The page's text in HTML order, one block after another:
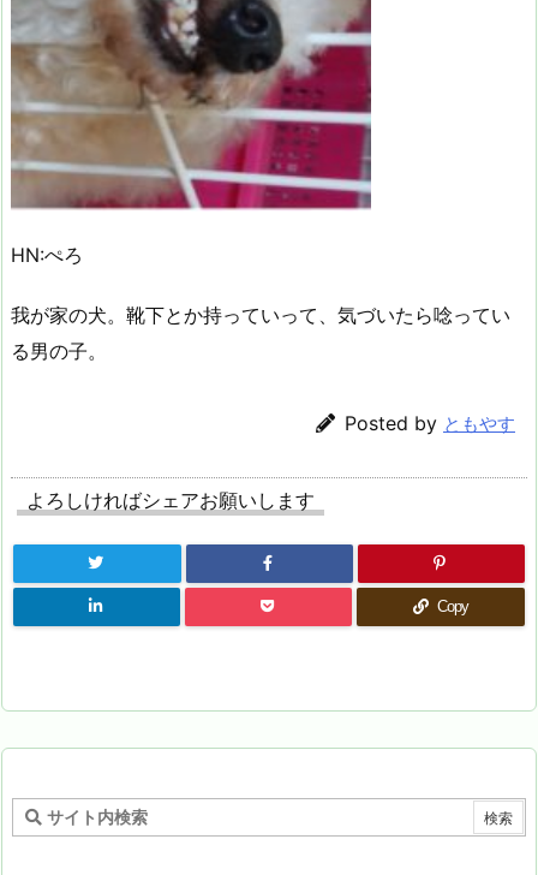
HN:ぺろ
我が家の犬。靴下とか持っていって、気づいたら唸ってい
る男の子。
Posted by ともやす
よろしければシェアお願いします
Copy